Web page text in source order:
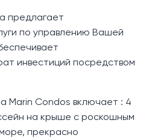
предлагает
по управлению Вашей
инвестиций посредством
Marin Condos включает : 4
на крыше с роскошным
прекрасно